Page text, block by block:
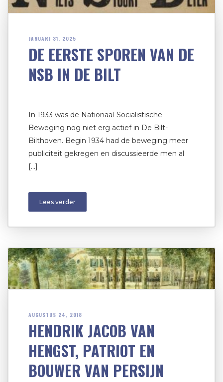
JANUARI 31, 2025
DE EERSTE SPOREN VAN DE
NSB IN DE BILT
In 1933 was de Nationaal-Socialistische
Beweging nog niet erg actief in De Bilt-
Bilthoven. Begin 1934 had de beweging meer
publiciteit gekregen en discussieerde men al
[…]
Lees verder
AUGUSTUS 24, 2018
HENDRIK JACOB VAN
HENGST, PATRIOT EN
BOUWER VAN PERSIJN